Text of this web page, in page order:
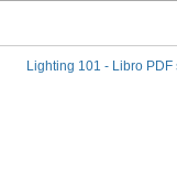
Lighting 101 - Libro